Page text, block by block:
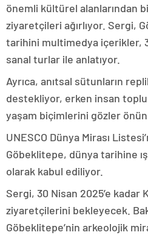
önemli kültürel alanlarından
ziyaretçileri ağırlıyor. Sergi,
tarihini multimedya içerikler,
sanal turlar ile anlatıyor.
Ayrıca, anıtsal sütunların
destekliyor, erken insan
yaşam biçimlerini gözler
UNESCO Dünya Mirası
Göbeklitepe, dünya tarihine
olarak kabul ediliyor.
Sergi, 30 Nisan 2025’e kadar
ziyaretçilerini bekleyecek.
Göbeklitepe’nin arkeolojik